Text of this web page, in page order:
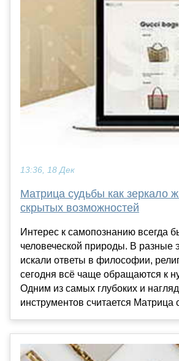
13:36, 18 Дек
Матрица судьбы как зеркало
скрытых возможностей
Интерес к самопознанию всегда
человеческой природы. В разные
искали ответы в философии,
сегодня всё чаще обращаются к
Одним из самых глубоких и
инструментов считается Матрица